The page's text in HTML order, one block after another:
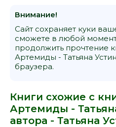
Внимание!
Сайт сохраняет куки
сможете в любой момент
продолжить прочтение
Артемиды - Татьяна
браузера.
Книги схожие с
Артемиды -
автора - Татьяна